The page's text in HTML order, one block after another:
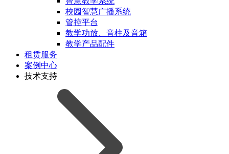
校园智慧广播系统
管控平台
教学功放、音柱及音箱
教学产品配件
租赁服务
案例中心
技术支持